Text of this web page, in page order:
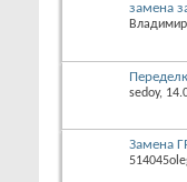
замена
sedoy‎,
Замена